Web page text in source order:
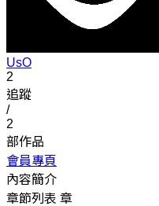
UsO
2
追蹤
/
2
部作品
會員專頁
內容簡介
章節列表 章